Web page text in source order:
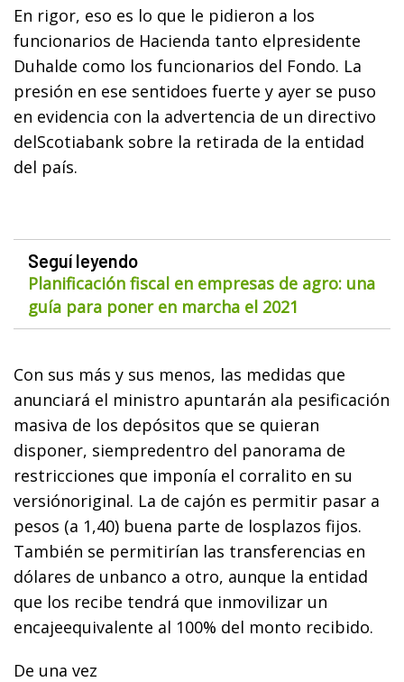
En rigor, eso es lo que le pidieron a los
funcionarios de Hacienda tanto elpresidente
Duhalde como los funcionarios del Fondo. La
presión en ese sentidoes fuerte y ayer se puso
en evidencia con la advertencia de un directivo
delScotiabank sobre la retirada de la entidad
del país.
Seguí leyendo
Planificación fiscal en empresas de agro: una
guía para poner en marcha el 2021
Con sus más y sus menos, las medidas que
anunciará el ministro apuntarán ala pesificación
masiva de los depósitos que se quieran
disponer, siempredentro del panorama de
restricciones que imponía el corralito en su
versiónoriginal. La de cajón es permitir pasar a
pesos (a 1,40) buena parte de losplazos fijos.
También se permitirían las transferencias en
dólares de unbanco a otro, aunque la entidad
que los recibe tendrá que inmovilizar un
encajeequivalente al 100% del monto recibido.
De una vez